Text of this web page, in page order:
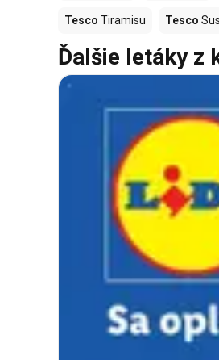
Tesco Tiramisu Tesco
Ďalšie letáky z